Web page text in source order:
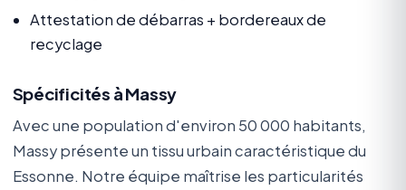
Attestation de débarras + bordereaux de
recyclage
Spécificités à Massy
Avec une population d'environ 50 000 habitants,
Massy présente un tissu urbain caractéristique du
Essonne. Notre équipe maîtrise les particularités